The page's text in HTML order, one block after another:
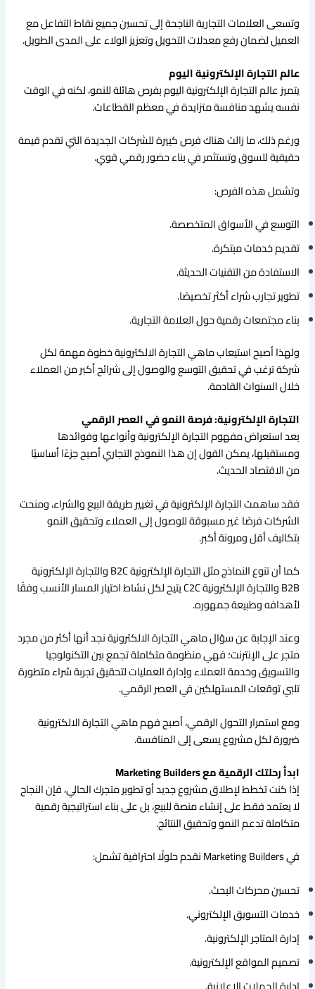
وتسعى العلامات التجارية الناجحة إلى تحسين جميع نقاط التفاعل مع
العميل لضمان رفع معدلات التحويل وتعزيز الولاء على المدى الطويل.
عالم التجارة الإلكترونية اليوم
يتميز عالم التجارة الإلكترونية اليوم بفرص هائلة للنمو، لكنه في الوقت
نفسه يشهد منافسة متزايدة في معظم القطاعات.
ورغم ذلك، ما زالت هناك فرص كبيرة للشركات الجديدة التي تقدم قيمة
حقيقية للسوق وتستثمر في بناء حضور رقمي قوي.
وتشمل هذه الفرص:
التوسع في الأسواق المتخصصة.
تقديم خدمات مبتكرة.
الاستفادة من التقنيات الحديثة.
تطوير تجارب شراء أكثر تخصيصًا.
بناء مجتمعات رقمية حول العلامة التجارية.
ولهذا أصبح استيعاب ماهي التجارة الالكترونية خطوة مهمة لكل
شركة ترغب في تحقيق التوسع والوصول إلى شرائح أكبر من العملاء
خلال السنوات القادمة.
التجارة الإلكترونية: فرصة النمو في العصر الرقمي
بعد استعراض مفهوم التجارة الإلكترونية وأنواعها وفوائدها
ومستقبلها، يمكن القول إن هذا النموذج التجاري أصبح جزءًا أساسيًا
من الاقتصاد الحديث.
فقد ساهمت التجارة الإلكترونية في تغيير طريقة البيع والشراء، ومنحت
الشركات فرصًا غير مسبوقة للوصول إلى العملاء وتحقيق النمو
بتكاليف أقل ومرونة أكبر.
كما أن تنوع النماذج مثل التجارة الإلكترونية B2C والتجارة الإلكترونية
B2B والتجارة الإلكترونية C2C يتيح لكل نشاط اختيار المسار الأنسب وفقًا
لأهدافه وطبيعة جمهوره.
وعند الإجابة عن سؤال ماهي التجارة الالكترونية نجد أنها أكثر من مجرد
متجر على الإنترنت؛ فهي منظومة متكاملة تجمع بين التكنولوجيا
والتسويق وخدمة العملاء وإدارة العمليات لتحقيق تجربة شراء متطورة
تلبي توقعات المستهلكين في العصر الرقمي.
ومع استمرار التحول الرقمي، أصبح فهم ماهي التجارة الالكترونية
ضرورة لكل مشروع يسعى إلى المنافسة.
ابدأ رحلتك الرقمية مع Marketing Builders
إذا كنت تخطط لإطلاق مشروع جديد أو تطوير متجرك الحالي، فإن النجاح
لا يعتمد فقط على إنشاء منصة للبيع، بل على بناء استراتيجية رقمية
متكاملة تدعم النمو وتحقيق النتائج.
في Marketing Builders نقدم حلولًا احترافية تشمل:
تحسين محركات البحث.
خدمات التسويق الإلكتروني.
إدارة المتاجر الإلكترونية.
تصميم المواقع الإلكترونية.